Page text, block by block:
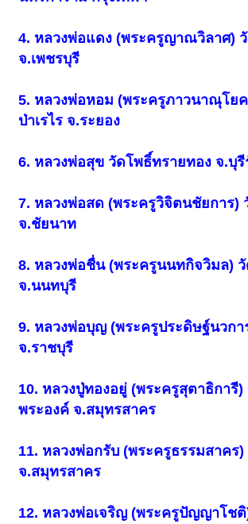
4. หลวงพ่อแดง (พระครูญาณวิลาศ)
จ.เพชรบุรี
5. หลวงพ่อหอม (พระครูภาวนาณุโย
ป่าเรไร จ.ระยอง
6. หลวงพ่อสุข วัดโพธิ์ทรายทอง จ.บุรี
7. หลวงพ่อสด (พระครูวิจิตนชัยการ)
จ.ชัยนาท
8. หลวงพ่อชื่น (พระครูนนทกิจวิมล)
จ.นนทบุรี
9. หลวงพ่อบุญ (พระครูประดิษฐ์นวกา
จ.ราชบุรี
10. หลวงปู่ทองอยู่ (พระครูสุตาธิการี
พระองค์ จ.สมุทรสาคร
11. หลวงพ่อกรับ (พระครูธรรมสาคร
จ.สมุทรสาคร
12. หลวงพ่อเจริญ (พระครูปัญญาโช